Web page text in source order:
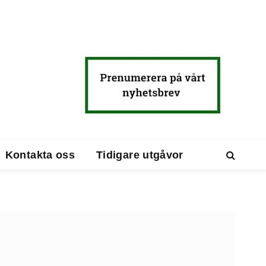
Kontakta oss Tidigare utgåvor